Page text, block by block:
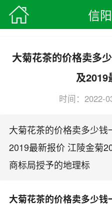
信
信阳毛尖 茶叶知识
大菊花茶的价格卖多
及2019
时间：2022-
大菊花茶的价格卖多少
2019最新报价 江陵金菊
商标局授予的地理标
大菊花茶的价格卖多少